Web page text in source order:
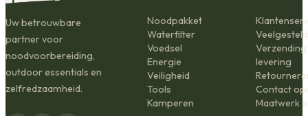
Uw betrouwbare
partner voor
noodvoorbereiding,
outdoor essentials en
zelfredzaamheid.
Noodpakket
Waterfilter
Voedsel
Energie
Veiligheid
Tools
Kamperen
Verzending
levering
Contact
Maatwerk